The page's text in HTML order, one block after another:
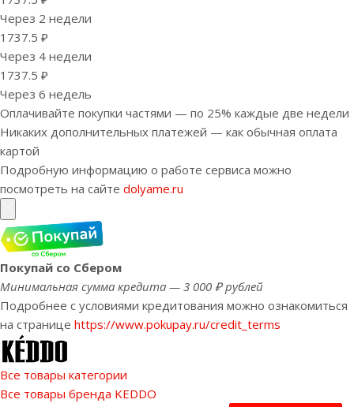
Через 2 недели
1737.5 ₽
Через 4 недели
1737.5 ₽
Через 6 недель
Оплачивайте покупки частями — по 25% каждые две недели
Никаких дополнительных платежей — как обычная оплата
картой
Подробную информацию о работе сервиса можно
посмотреть на сайте dolyame.ru
Покупай со Сбером
Минимальная сумма кредита — 3 000 ₽ рублей
Подробнее с условиями кредитования можно ознакомиться
на странице https://www.pokupay.ru/credit_terms
Все товары категории
Все товары бренда KEDDO